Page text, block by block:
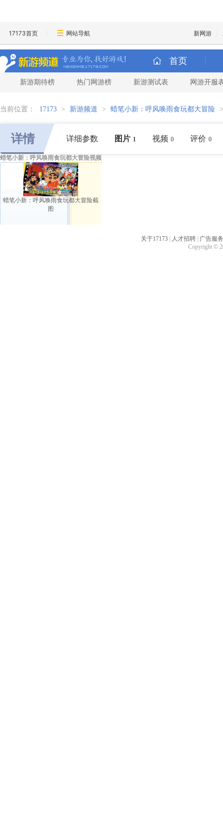
17173首页 网站导航 新网游
首页
新游期待榜 热门网游榜 新游测试表 网游开服
当前位置： 17173 > 新游频道 > 蜡笔小新：呼风唤雨食玩都大冒险
详情 详细参数 图片 1 视频 0 评价 0
蜡笔小新：呼风唤雨食玩都大冒险视频
蜡笔小新：呼风唤雨食玩都大冒险截
图
关于17173 人才招聘
广告服务
Copyright ©